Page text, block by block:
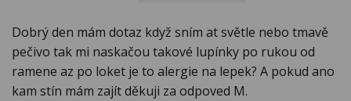
Dobrý den mám dotaz když sním at světle nebo tmavě
pečivo tak mi naskačou takové lupínky po rukou od
ramene az po loket je to alergie na lepek? A pokud ano
kam stín mám zajít děkuji za odpoved M.